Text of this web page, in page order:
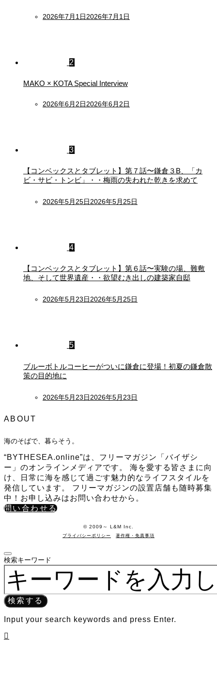
Posted
2026年7月1日2026年7月1日
2
MAKO × KOTA Special Interview
Posted
2026年6月2日2026年6月2日
3
【コンベックスとタブレット】第７話〜鎌倉３B、「カ
ビ・サビ・トンビ」・・梅雨の失われた乾きを求めて
Posted
2026年5月25日2026年5月25日
4
【コンベックスとタブレット】第６話〜実験の場、難敷
地、そして世界遺産・・欲望むき出しの建築家自邸
Posted
2026年5月23日2026年5月25日
5
ブルーボトルコーヒーがついに鎌倉に登場！初夏の鎌倉散
策の目的地に
Posted
2026年5月23日2026年5月23日
ABOUT
海のそばで、暮らそう。
“BYTHESEA.online”は、フリーマガジン「バイザシ
ー」のオンラインメディアです。 海を愛する皆さまに向
け、日常に海を感じて過ごす魅力的なライフスタイルを
発信しています。 フリーマガジンの設置店舗も随時募集
中！お申し込みはお問い合わせから。
問い合わせる
©️ 2009～ L&M Inc.
プライバシーポリシー 著作権・免責事項
検索キーワード
検索する
Input your search keywords and press Enter.